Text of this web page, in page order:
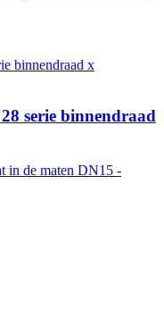
serie binnendraad
in de maten DN15 -